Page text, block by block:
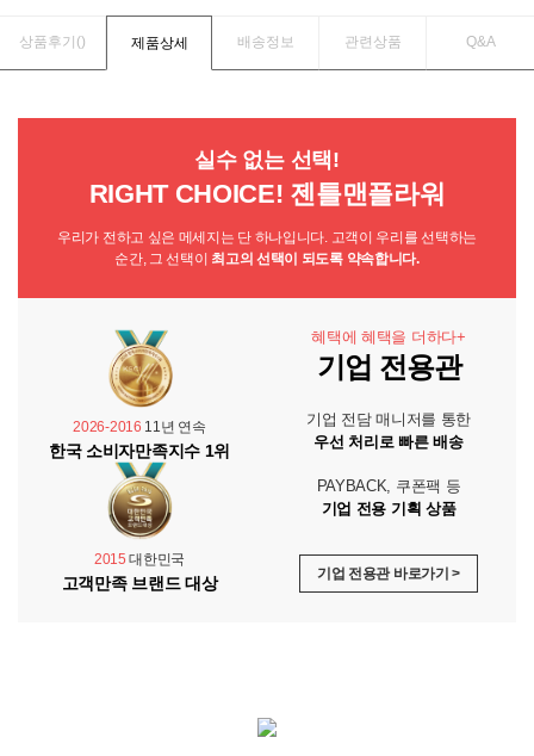
상품후기() 제품상세 배송정보 관련상품 Q&A
실수 없는 선택!
RIGHT CHOICE! 젠틀맨플라워
우리가 전하고 싶은 메세지는 단 하나입니다. 고객이 우리를 선택하는
순간, 그 선택이 최고의 선택이 되도록 약속합니다.
2026-2016 11년 연속
한국 소비자만족지수 1위
2015 대한민국
고객만족 브랜드 대상
혜택에 혜택을 더하다+
기업 전용관
기업 전담 매니저를 통한
우선 처리로 빠른 배송
PAYBACK, 쿠폰팩 등
기업 전용 기획 상품
기업 전용관 바로가기 >